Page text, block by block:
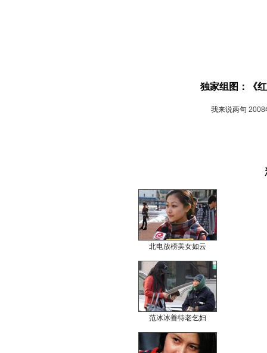
独家组图：《
我来说两句 2008
北电放榜美女如云
范冰冰善待老乞妇